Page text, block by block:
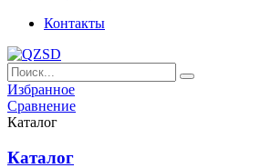
Контакты
Избранное
Сравнение
Каталог
Каталог